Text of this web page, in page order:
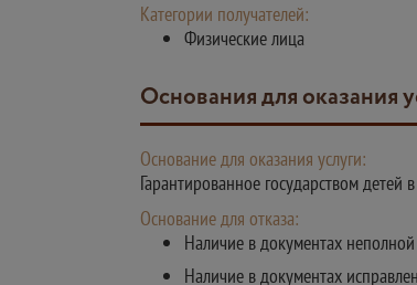
Категории получателей:
Физические лица
Основания для оказания
Основание для оказания услуги:
Гарантированное государством
Основание для отказа:
Наличие в документах
Наличие в документах